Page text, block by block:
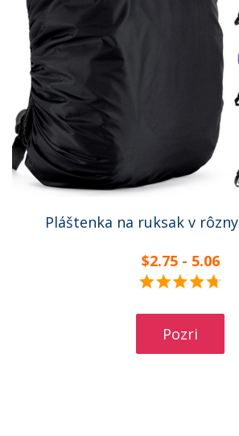
Pláštenka na ruksak v
$2.75 - 5.06
Pozri